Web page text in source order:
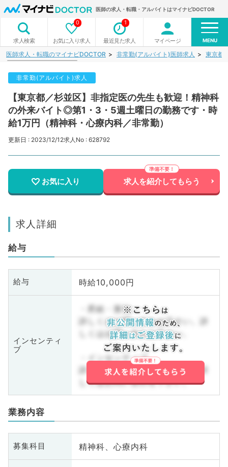
医師の求人・転職・アルバイトはマイナビDOCTOR
求人検索 お気に入り求人
0
最近見た求人
1
マイページ MENU
医師求人・転職のマイナビDOCTOR 非常勤(アルバイト)医師求人 東京都
非常勤(アルバイト)求人
【東京都／杉並区】非指定医の先生も歓迎！精神科
の外来バイト◎第1・3・5週土曜日の勤務です・時
給1万円（精神科・心療内科／非常勤）
更新日 : 2023/12/12求人No : 628792
お気に入り 求人を紹介してもらう
求人詳細
給与
給与 時給10,000円
インセンティ
ブ
・昇給・賞与
詳しくはお問い合わせ下さい。詳
しくはお問い合わせ下さい。
・インセンティブ
詳しくはお問い合わせ下さい。詳
しくはお問い合わせ下さい。
業務内容
募集科目 精神科、心療内科